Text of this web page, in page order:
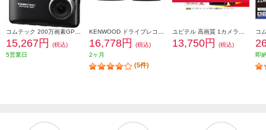
15,267円
(税込)
5営業日
16,778円
(税込)
2ヶ月
(5件)
13,750円 (税込)
即